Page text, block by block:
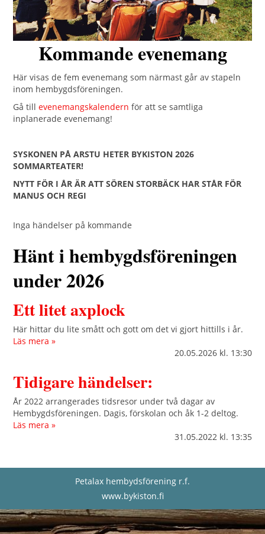
Kommande evenemang
Här visas de fem evenemang som närmast går av stapeln
inom hembygdsföreningen.
Gå tillevenemangskalendernför att se samtliga
inplanerade evenemang!
SYSKONEN PÅ ARSTU HETER BYKISTON 2026
SOMMARTEATER!
NYTT FÖR I ÅR ÄR ATT SÖREN STORBÄCK HAR STÅR FÖR
MANUS OCH REGI
Inga händelser på kommande
Hänt i hembygdsföreningen
under 2026
Ett litet axplock
Här hittar du lite smått och gott om det vi gjort hittills i år.
Läs mera »
20.05.2026 kl. 13:30
Tidigare händelser:
År 2022 arrangerades tidsresor under två dagar av
Hembygdsföreningen. Dagis, förskolan och åk 1-2 deltog.
Läs mera »
31.05.2022 kl. 13:35
Petalax hembydsförening r.f.
www.bykiston.fi